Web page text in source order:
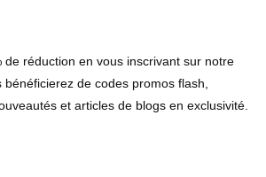
de réduction en vous inscrivant sur notre
bénéficierez de codes promos flash,
et articles de blogs en exclusivité.